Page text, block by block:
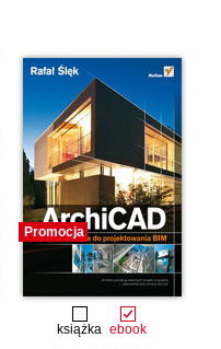
Promocja
książka ebook